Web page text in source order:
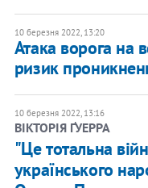
10 березня 2022, 13:20
Атака ворога на
ризик
10 березня 2022, 13:16
ВІКТОРІЯ ҐУЕРРА
"Це тотальна
українського